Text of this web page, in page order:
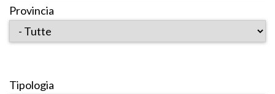
Provincia
Tipologia